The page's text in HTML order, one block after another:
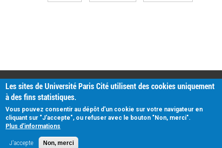
PRATIQUE
Plan d'accès
Intranet
Mentions légales
Données personnelles
Les sites de Université Paris Cité utilisent des cookies uniquement
à des fins statistiques.
Vous pouvez consentir au dépôt d'un cookie sur votre navigateur en
cliquant sur "J'accepte", ou refuser avec le bouton "Non, merci".
Plus d'informations
J'accepte Non, merci